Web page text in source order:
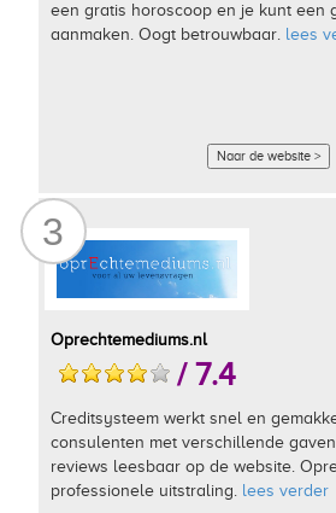
een gratis horoscoop en je kunt een
aanmaken. Oogt betrouwbaar. lees
Naar de website >
3
Oprechtemediums.nl
/ 7.4
Creditsysteem werkt snel en
consulenten met verschillende
reviews leesbaar op de website.
professionele uitstraling. lees verder